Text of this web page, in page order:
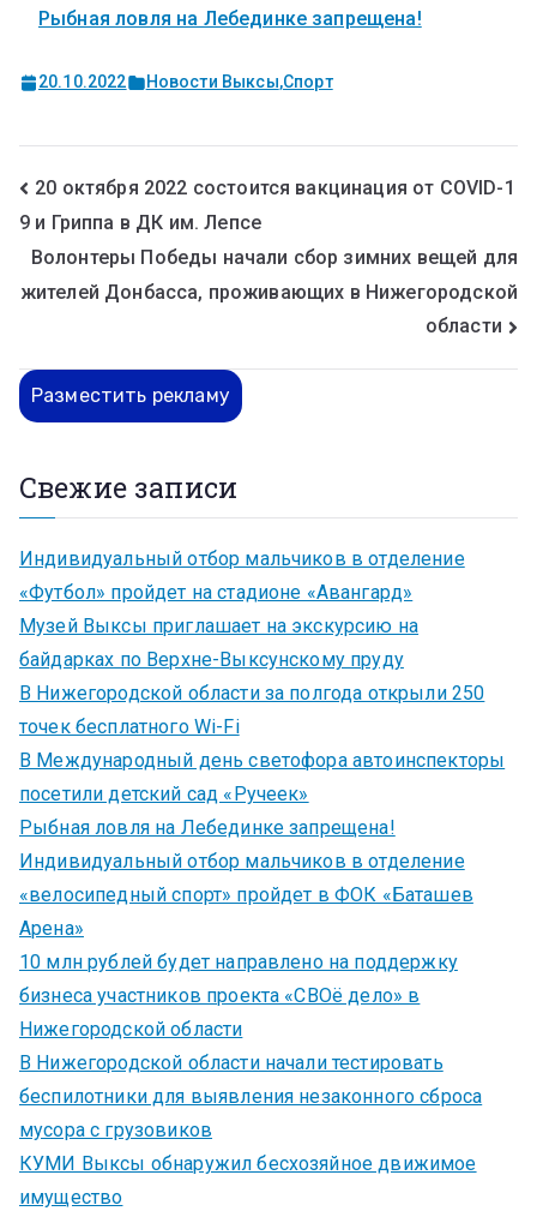
Рыбная ловля на Лебединке запрещена!
20.10.2022 Новости Выксы,Спорт
20 октября 2022 состоится вакцинация от COVID-1
9 и Гриппа в ДК им. Лепсе
Волонтеры Победы начали сбор зимних вещей для
жителей Донбасса, проживающих в Нижегородской
области
Разместить рекламу
Свежие записи
Индивидуальный отбор мальчиков в отделение
«Футбол» пройдет на стадионе «Авангард»
Музей Выксы приглашает на экскурсию на
байдарках по Верхне-Выксунскому пруду
В Нижегородской области за полгода открыли 250
точек бесплатного Wi-Fi
В Международный день светофора автоинспекторы
посетили детский сад «Ручеек»
Рыбная ловля на Лебединке запрещена!
Индивидуальный отбор мальчиков в отделение
«велосипедный спорт» пройдет в ФОК «Баташев
Арена»
10 млн рублей будет направлено на поддержку
бизнеса участников проекта «СВОё дело» в
Нижегородской области
В Нижегородской области начали тестировать
беспилотники для выявления незаконного сброса
мусора с грузовиков
КУМИ Выксы обнаружил бесхозяйное движимое
имущество